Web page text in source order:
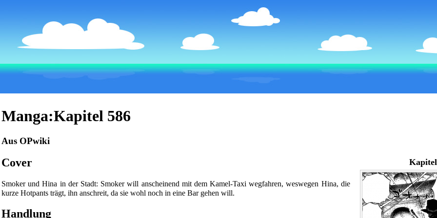
Manga:Kapitel 586
Aus OPwiki
Cover
SmokerundHina in der Stadt: Smoker will anscheinend mit dem Kamel-Taxi wegfahren, weswegen Hina, die
kurze Hotpants trägt, ihn anschreit, da sie wohl noch in eine Bar gehen will.
Handlung